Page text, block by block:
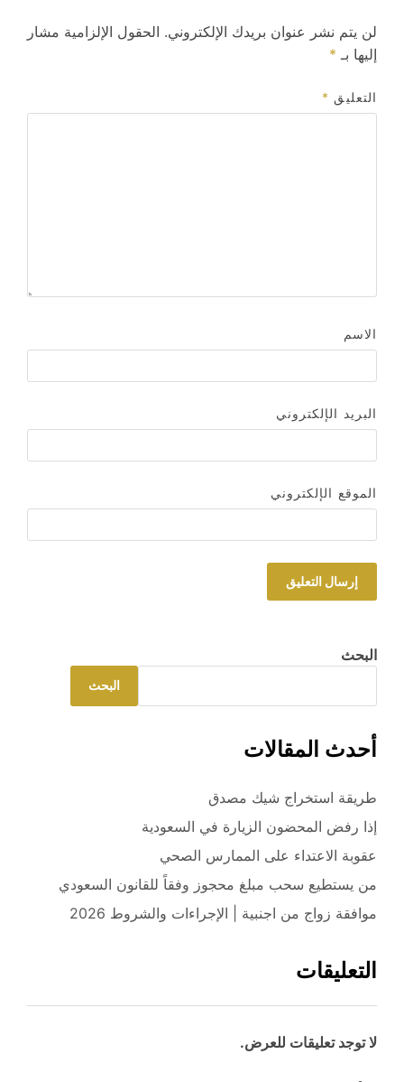
لن يتم نشر عنوان بريدك الإلكتروني. الحقول الإلزامية مشار
إليها بـ *
التعليق *
الاسم
البريد الإلكتروني
الموقع الإلكتروني
البحث
البحث
أحدث المقالات
طريقة استخراج شيك مصدق
إذا رفض المحضون الزيارة في السعودية
عقوبة الاعتداء على الممارس الصحي
من يستطيع سحب مبلغ محجوز وفقاً للقانون السعودي
موافقة زواج من اجنبية | الإجراءات والشروط 2026
التعليقات
لا توجد تعليقات للعرض.